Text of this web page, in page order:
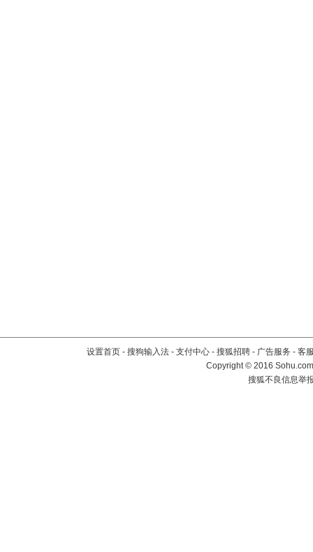
设置首页 - 搜狗输入法 - 支付中心 - 搜狐招聘 - 广告服务 - 客
Copyright©2016
搜狐不良信息举